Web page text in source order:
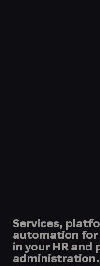
Services,
automation
in your HR and